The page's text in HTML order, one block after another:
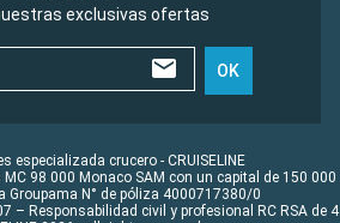
exclusivas ofertas
OK
especializada crucero - CRUISELINE
98 000 Monaco SAM con un capital de 150 000
Groupama N° de póliza 4000717380/0
– Responsabilidad civil y profesional RC RSA de